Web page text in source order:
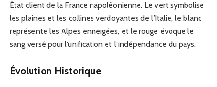
État client de la France napoléonienne. Le vert symbolise
les plaines et les collines verdoyantes de l’Italie, le blanc
représente les Alpes enneigées, et le rouge évoque le
sang versé pour l’unification et l’indépendance du pays.
Évolution Historique